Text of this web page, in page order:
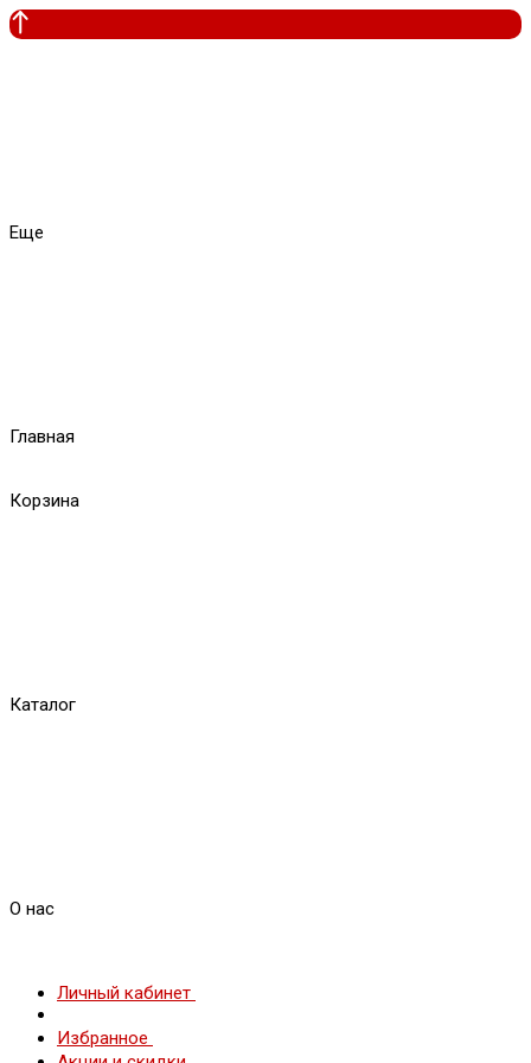
Еще
Главная
Корзина
Каталог
О нас
Личный кабинет
Избранное